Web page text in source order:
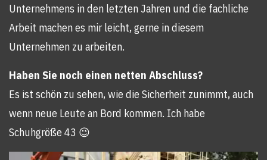
Unternehmens in den letzten Jahren und die fachliche
Arbeit machen es mir leicht, gerne in diesem
Unternehmen zu arbeiten.
Haben Sie noch einen netten Abschluss?
Es ist schön zu sehen, wie die Sicherheit zunimmt, auch
wenn neue Leute an Bord kommen. Ich habe
Schuhgröße 43 😉